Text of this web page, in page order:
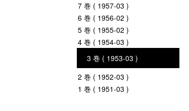
7 巻 ( 1957-03 )
6 巻 ( 1956-02 )
5 巻 ( 1955-02 )
4 巻 ( 1954-03 )
3 巻 ( 1953-03 )
2 巻 ( 1952-03 )
1 巻 ( 1951-03 )